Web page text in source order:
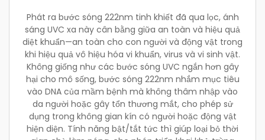
Phát ra bước sóng 222nm tinh khiết đã qua lọc, ánh
sáng UVC xa này cân bằng giữa an toàn và hiệu quả
diệt khuẩn—an toàn cho con người và động vật trong
khi hiệu quả vô hiệu hóa vi khuẩn, virus và vi sinh vật.
Không giống như các bước sóng UVC ngắn hơn gây
hại cho mô sống, bước sóng 222nm nhắm mục tiêu
vào DNA của mầm bệnh mà không thâm nhập vào
da người hoặc gây tổn thương mắt, cho phép sử
dụng trong không gian kín có người hoặc động vật
hiện diện. Tính năng bật/tắt tức thì giúp loại bỏ thời